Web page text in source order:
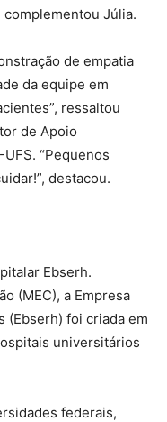
Júlia.
de empatia
da equipe em
ressaltou
de Apoio
“Pequenos
destacou.
Ebserh.
(MEC), a Empresa
(Ebserh) foi criada em
universitários
federais,